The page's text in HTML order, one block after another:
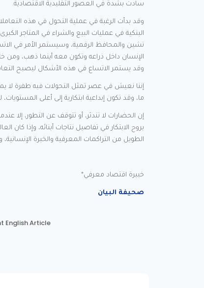
سادت بشدة في العصور التقليدية الاقتصادية.
وقد بدأت الرغبة في عملية التحول في هذه
البنكية في عمليات البيع والشراء في المتاجر
تشين والمحافظ الرقمية، وسيستمر الأمر في
الإنسان داخل ذراعه وتكون معه أينما ذهب،
وقد يستمر الاتساع في هذه الأشكال ليصبح
إننا نعيش في عصر تمثل التحولات فيه طفرة لا
ما، وقد تكون إبداعية ابتكارية إلى أعلى
إن الحضارات لا تندثر، أو تتوقف عن التطور، إلا
بروح الابتكار في تفاصيل نتاجات أبنائه، وإذا
الطويل من التراكمات المعرفية والخبرة
خبيرة اقتصاد معرفي*
صحيفة البيان
English Article